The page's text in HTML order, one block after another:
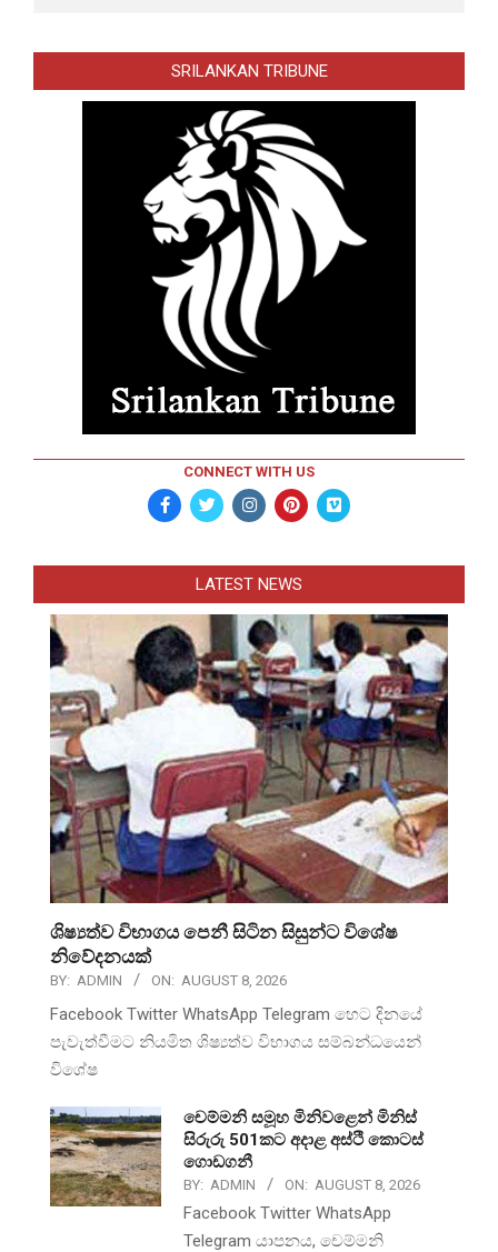
SRILANKAN TRIBUNE
CONNECT WITH US
LATEST NEWS
ශිෂ්‍යත්ව විභාගය පෙනී සිටින සිසුන්ට විශේෂ
නිවේදනයක්
BY: ADMIN ON: AUGUST 8, 2026
Facebook Twitter WhatsApp Telegram හෙට දිනයේ
පැවැත්වීමට නියමිත ශිෂ්‍යත්ව විභාගය සම්බන්ධයෙන්
විශේෂ
චෙම්මනි සමූහ මිනිවළෙන් මිනිස්
සිරුරු 501කට අදාළ අස්ථි කොටස්
ගොඩගනී
BY: ADMIN ON: AUGUST 8, 2026
Facebook Twitter WhatsApp
Telegram යාපනය, චෙම්මනි